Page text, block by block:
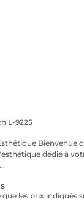
L-9225
dédié à